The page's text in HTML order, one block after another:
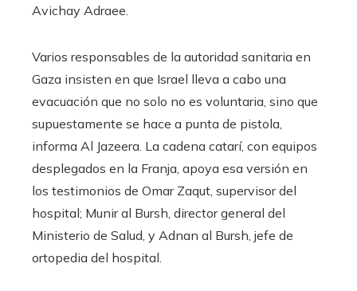
Avichay Adraee.
Varios responsables de la autoridad sanitaria en
Gaza insisten en que Israel lleva a cabo una
evacuación que no solo no es voluntaria, sino que
supuestamente se hace a punta de pistola,
informa Al Jazeera. La cadena catarí, con equipos
desplegados en la Franja, apoya esa versión en
los testimonios de Omar Zaqut, supervisor del
hospital; Munir al Bursh, director general del
Ministerio de Salud, y Adnan al Bursh, jefe de
ortopedia del hospital.